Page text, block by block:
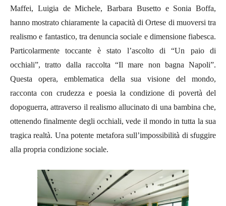
Maffei, Luigia de Michele, Barbara Busetto e Sonia Boffa,
hanno mostrato chiaramente la capacità di Ortese di muoversi tra
realismo e fantastico, tra denuncia sociale e dimensione fiabesca.
Particolarmente toccante è stato l’ascolto di “Un paio di
occhiali”, tratto dalla raccolta “Il mare non bagna Napoli”.
Questa opera, emblematica della sua visione del mondo,
racconta con crudezza e poesia la condizione di povertà del
dopoguerra, attraverso il realismo allucinato di una bambina che,
ottenendo finalmente degli occhiali, vede il mondo in tutta la sua
tragica realtà. Una potente metafora sull’impossibilità di sfuggire
alla propria condizione sociale.